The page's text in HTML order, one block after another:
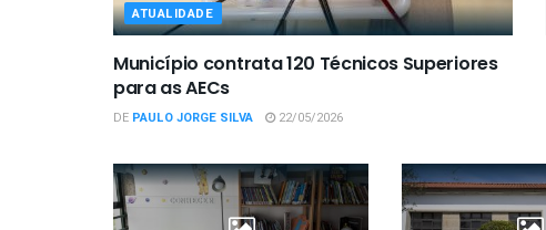
ATUALIDADE
Município contrata 120 Técnicos Superiores
para as AECs
DE PAULO JORGE SILVA 22/05/2026